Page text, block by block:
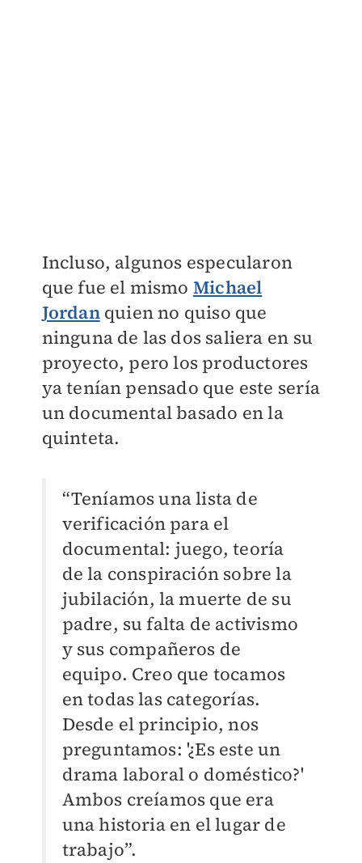
Incluso, algunos especularon
que fue el mismo Michael
Jordanquien no quiso que
ninguna de las dos saliera en su
proyecto, pero los productores
ya tenían pensado que este sería
un documental basado en la
quinteta.
“Teníamos una lista de
verificación para el
documental: juego, teoría
de la conspiración sobre la
jubilación, la muerte de su
padre, su falta de activismo
y sus compañeros de
equipo. Creo que tocamos
en todas las categorías.
Desde el principio, nos
preguntamos: '¿Es este un
drama laboral o doméstico?'
Ambos creíamos que era
una historia en el lugar de
trabajo”.